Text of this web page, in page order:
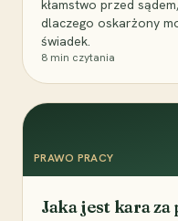
kłamstwo przed
dlaczego oskarżony
świadek.
8 min czytania
PRAWO PRACY
Jaka jest kara za